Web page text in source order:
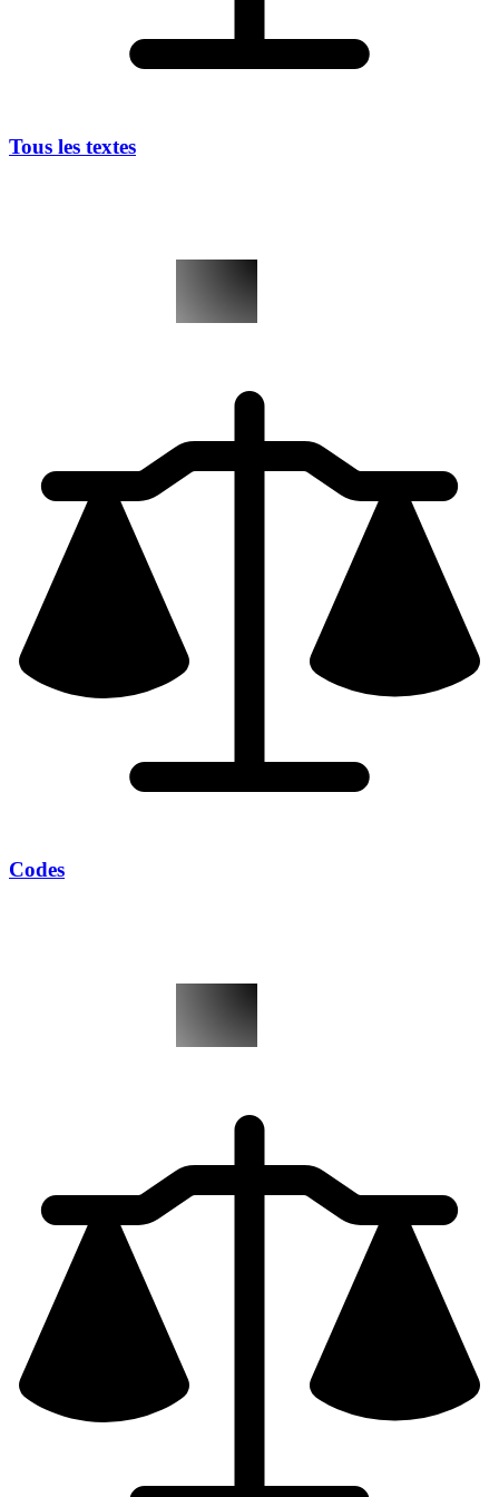
Tous les textes
Codes